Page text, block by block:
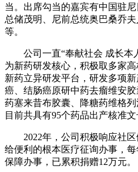
当。出席勾当的嘉宾有中国驻
总储茂明、尼前总统奥巴桑乔
等。
公司一直“奉献社会 成长本
为新药研发核心，积极取多家
新药立异研发平台，研发多项
癌、结肠癌原研中药去瘤维安
药塞来昔布胶囊、降糖药维格
目前共具有95个药品出产核准
2022年，公司积极响应社区
给便利的根本医疗征询办事，
保障办事，已累积捐赠12万元。